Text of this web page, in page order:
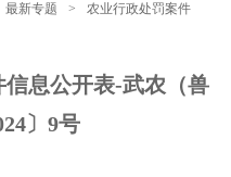
最新专题 > 农业行政处罚案件
信息公开表-武农（兽
〕9号